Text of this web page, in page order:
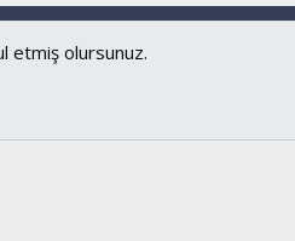
etmiş olursunuz.